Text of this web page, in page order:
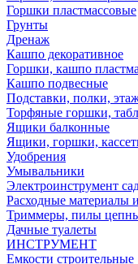
Горшки пластмассовые
Грунты
Дренаж
Кашпо декоративное
Горшки, кашпо
Кашпо подвесные
Подставки, полки,
Торфяные горшки,
Ящики балконные
Ящики, горшки,
Удобрения
Умывальники
Электроинструмент
Расходные материалы
Триммеры, пилы
Дачные туалеты
ИНСТРУМЕНТ
Емкости строительные